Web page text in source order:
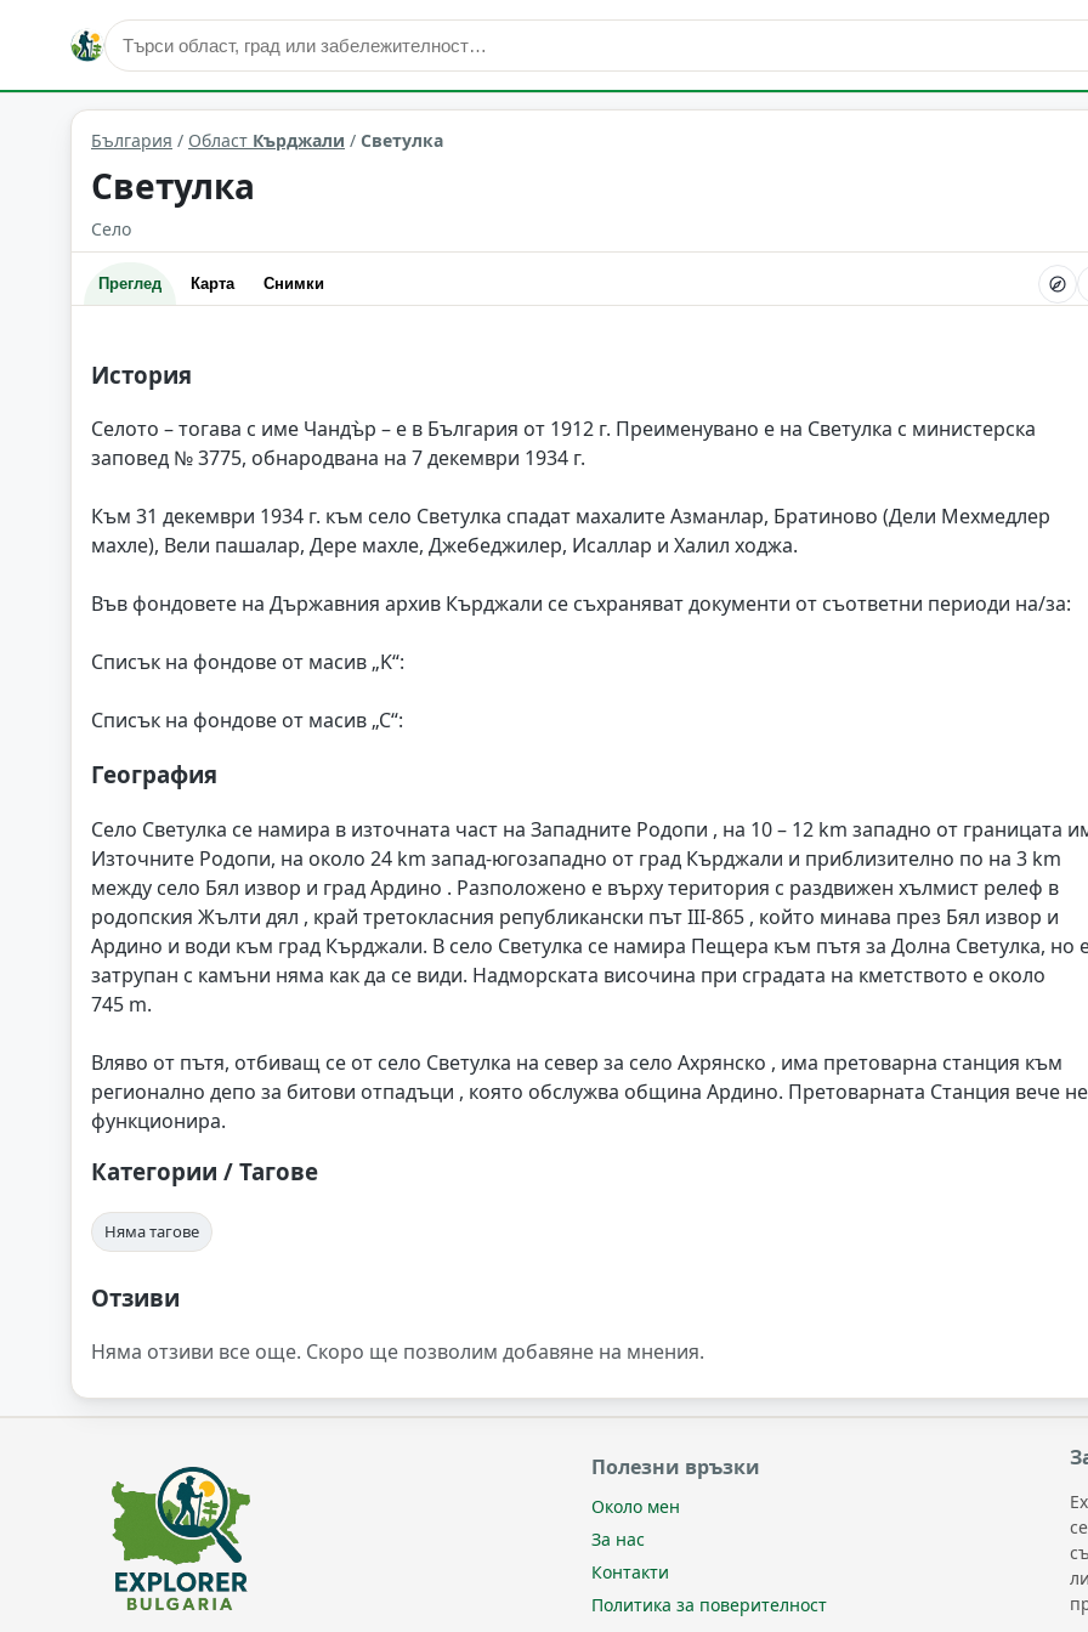
Светулка Област: Кърджали
България / Област Кърджали / Светулка
Светулка
Село
Преглед Карта Снимки
История
Селото – тогава с име Чандъ̀р – е в България от 1912 г. Преименувано е на Светулка с министерска
заповед № 3775, обнародвана на 7 декември 1934 г.
Към 31 декември 1934 г. към село Светулка спадат махалите Азманлар, Братиново (Дели Мехмедлер
махле), Вели пашалар, Дере махле, Джебеджилер, Исаллар и Халил ходжа.
Във фондовете на Държавния архив Кърджали се съхраняват документи от съответни периоди на/за:
Списък на фондове от масив „K“:
Списък на фондове от масив „С“:
География
Село Светулка се намира в източната част на Западните Родопи , на 10 – 12 km западно от границата
Източните Родопи, на около 24 km запад-югозападно от град Кърджали и приблизително по на 3 km
между село Бял извор и град Ардино . Разположено е върху територия с раздвижен хълмист релеф в
родопския Жълти дял , край третокласния републикански път III-865 , който минава през Бял извор и
Ардино и води към град Кърджали. В село Светулка се намира Пещера към пътя за Долна Светулка, но
затрупан с камъни няма как да се види. Надморската височина при сградата на кметството е около
745 m.
Вляво от пътя, отбиващ се от село Светулка на север за село Ахрянско , има претоварна станция към
регионално депо за битови отпадъци , която обслужва община Ардино. Претоварната Станция вече не
функционира.
Категории / Тагове
Няма тагове
Отзиви
Няма отзиви все още. Скоро ще позволим добавяне на мнения.
Полезни връзки
Около мен
За нас
Контакти
Политика за поверителност